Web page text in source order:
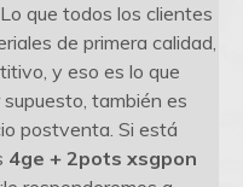
que todos los clientes
de primera calidad,
y eso es lo que
también es
postventa. Si está
4ge + 2pots xsgpon